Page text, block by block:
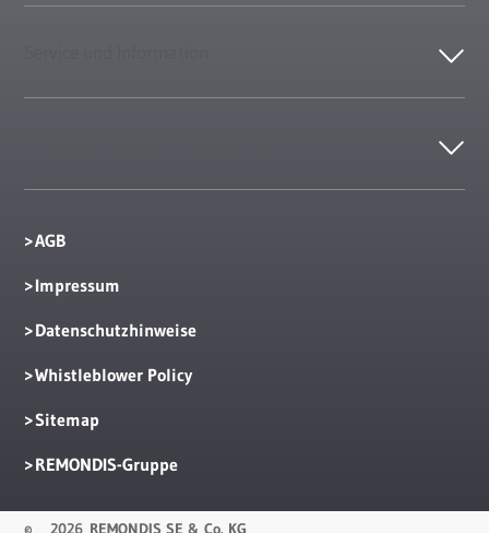
AGB
Impressum
Datenschutzhinweise
Whistleblower Policy
Sitemap
REMONDIS-Gruppe
© 2026 REMONDIS SE & Co. KG